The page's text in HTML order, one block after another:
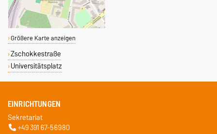
Größere Karte anzeigen
Zschokkestraße
Universitätsplatz
EINRICHTUNGEN
Sekretariat
+49 391 67-56980